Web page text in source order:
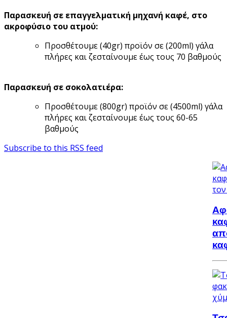
Παρασκευή σε επαγγελματική μηχανή καφέ, στο
ακροφύσιο του ατμού:
Προσθέτουμε (40gr) προϊόν σε (200ml) γάλα
πλήρες και ζεσταίνουμε έως τους 70 βαθμούς
Παρασκευή σε σοκολατιέρα:
Προσθέτουμε (800gr) προϊόν σε (4500ml) γάλα
πλήρες και ζεσταίνουμε έως τους 60-65
βαθμούς
Subscribe to this RSS feed